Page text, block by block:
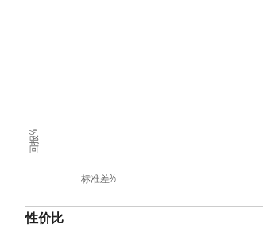
标准差%
回报%
性价比